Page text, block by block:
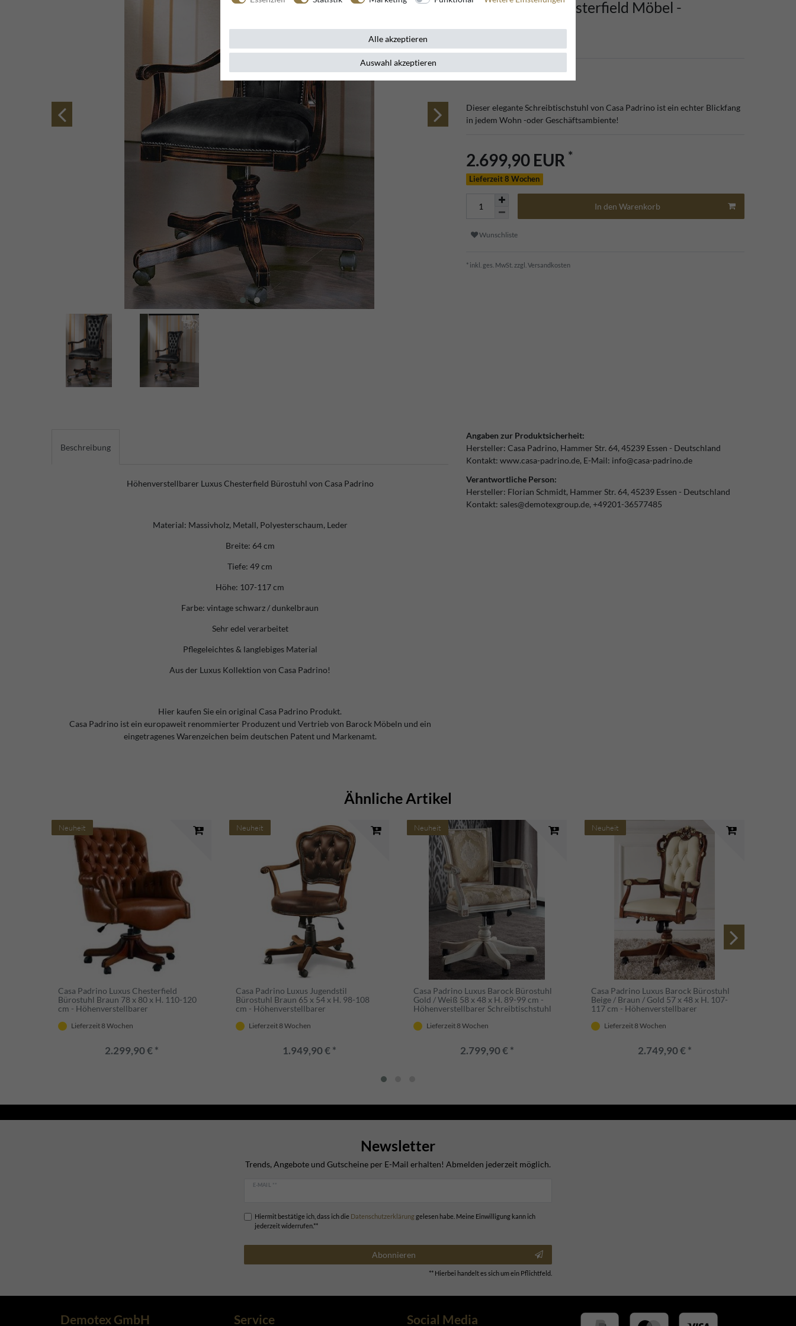
Büromöbel - Chesterfield Möbel -
Artikelnummer116746
Dieser elegante Schreibtischstuhl von Casa Padrino ist ein echter Blickfang
in jedem Wohn -oder Geschäftsambiente!
2.699,90 EUR *
Lieferzeit 8 Wochen
In den Warenkorb
Wunschliste
* inkl. ges. MwSt. zzgl. Versandkosten
Beschreibung
Höhenverstellbarer Luxus Chesterfield Bürostuhl von Casa Padrino
Material: Massivholz, Metall, Polyesterschaum, Leder
Breite: 64 cm
Tiefe: 49 cm
Höhe: 107-117 cm
Farbe: vintage schwarz / dunkelbraun
Sehr edel verarbeitet
Pflegeleichtes & langlebiges Material
Aus der Luxus Kollektion von Casa Padrino!
Hier kaufen Sie ein original Casa Padrino Produkt.
Casa Padrino ist ein europaweit renommierter Produzent und Vertrieb von Barock Möbeln und ein
eingetragenes Warenzeichen beim deutschen Patent und Markenamt.
Angaben zur Produktsicherheit:
Hersteller: Casa Padrino Hammer Str. 64 45239 Essen
Deutschland
Kontakt: www.casa-padrino.de E-Mail: info@casa-padrino.de
Verantwortliche Person:
Hersteller: Florian Schmidt Hammer Str. 64 45239 Essen
Deutschland
Kontakt: sales@demotexgroup.de +49201-36577485
Ähnliche Artikel
Neuheit
Casa Padrino Luxus Chesterfield
Bürostuhl Braun 78 x 80 x H. 110-120
cm - Höhenverstellbarer
Büromöbel - Chesterfield Möbel -
Lieferzeit 8 Wochen
2.299,90 € *
Neuheit
Casa Padrino Luxus Jugendstil
Bürostuhl Braun 65 x 54 x H. 98-108
cm - Höhenverstellbarer
Barock & Jugendstil Büro Möbel
Lieferzeit 8 Wochen
1.949,90 € *
Neuheit
Casa Padrino Luxus Barock Bürostuhl
Gold / Weiß 58 x 48 x H. 89-99 cm -
Höhenverstellbarer Schreibtischstuhl
Möbel - Luxus Qualität - Made in Italy
Lieferzeit 8 Wochen
2.799,90 € *
Neuheit
Casa Padrino Luxus Barock Bürostuhl
Beige / Braun / Gold 57 x 48 x H. 107-
117 cm - Höhenverstellbarer
Barock Büro Möbel - Luxus Qualität -
Lieferzeit 8 Wochen
2.749,90 € *
Newsletter
Trends, Angebote und Gutscheine per E-Mail erhalten! Abmelden jederzeit möglich.
E-MAIL **
Hiermit bestätige ich, dass ich die Daten­schutz­erklärunggelesen habe. Meine Einwilligung kann ich
jederzeit widerrufen.**
Abonnieren
** Hierbei handelt es sich um ein Pflichtfeld.
Demotex GmbH Service Social Media
Alle akzeptieren
Auswahl akzeptieren